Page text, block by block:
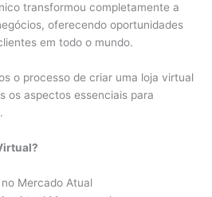
transformou completamente a
oferecendo oportunidades
em todo o mundo.
o processo de criar uma loja virtual
os aspectos essenciais para
Mercado Atual